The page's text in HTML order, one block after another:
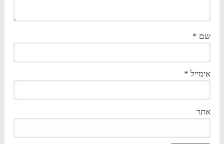
שם *
אימייל *
אתר